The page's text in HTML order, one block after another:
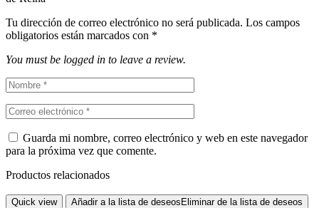
Tu dirección de correo electrónico no será publicada. Los campos
obligatorios están marcados con *
You must be logged in to leave a review.
Guarda mi nombre, correo electrónico y web en este navegador
para la próxima vez que comente.
Productos relacionados
Quick view Añadir a la lista de deseosEliminar de la lista de deseos